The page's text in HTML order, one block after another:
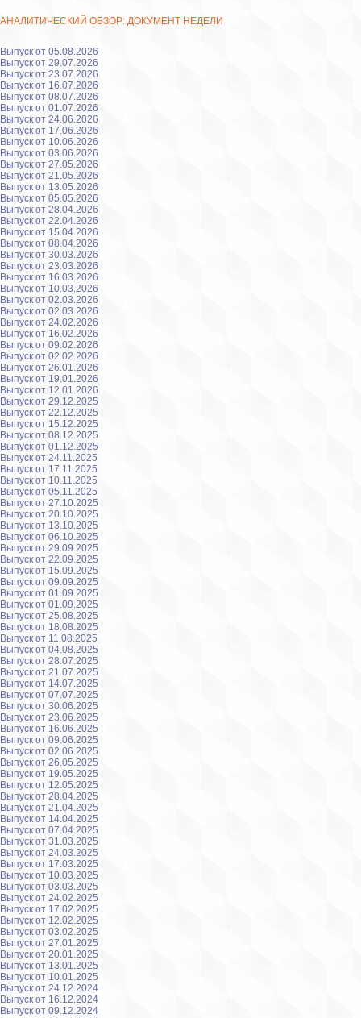
АНАЛИТИЧЕСКИЙ ОБЗОР: ДОКУМЕНТ НЕДЕЛИ
Выпуск от 05.08.2026
Выпуск от 29.07.2026
Выпуск от 23.07.2026
Выпуск от 16.07.2026
Выпуск от 08.07.2026
Выпуск от 01.07.2026
Выпуск от 24.06.2026
Выпуск от 17.06.2026
Выпуск от 10.06.2026
Выпуск от 03.06.2026
Выпуск от 27.05.2026
Выпуск от 21.05.2026
Выпуск от 13.05.2026
Выпуск от 05.05.2026
Выпуск от 28.04.2026
Выпуск от 22.04.2026
Выпуск от 15.04.2026
Выпуск от 08.04.2026
Выпуск от 30.03.2026
Выпуск от 23.03.2026
Выпуск от 16.03.2026
Выпуск от 10.03.2026
Выпуск от 02.03.2026
Выпуск от 02.03.2026
Выпуск от 24.02.2026
Выпуск от 16.02.2026
Выпуск от 09.02.2026
Выпуск от 02.02.2026
Выпуск от 26.01.2026
Выпуск от 19.01.2026
Выпуск от 12.01.2026
Выпуск от 29.12.2025
Выпуск от 22.12.2025
Выпуск от 15.12.2025
Выпуск от 08.12.2025
Выпуск от 01.12.2025
Выпуск от 24.11.2025
Выпуск от 17.11.2025
Выпуск от 10.11.2025
Выпуск от 05.11.2025
Выпуск от 27.10.2025
Выпуск от 20.10.2025
Выпуск от 13.10.2025
Выпуск от 06.10.2025
Выпуск от 29.09.2025
Выпуск от 22.09.2025
Выпуск от 15.09.2025
Выпуск от 09.09.2025
Выпуск от 01.09.2025
Выпуск от 01.09.2025
Выпуск от 25.08.2025
Выпуск от 18.08.2025
Выпуск от 11.08.2025
Выпуск от 04.08.2025
Выпуск от 28.07.2025
Выпуск от 21.07.2025
Выпуск от 14.07.2025
Выпуск от 07.07.2025
Выпуск от 30.06.2025
Выпуск от 23.06.2025
Выпуск от 16.06.2025
Выпуск от 09.06.2025
Выпуск от 02.06.2025
Выпуск от 26.05.2025
Выпуск от 19.05.2025
Выпуск от 12.05.2025
Выпуск от 28.04.2025
Выпуск от 21.04.2025
Выпуск от 14.04.2025
Выпуск от 07.04.2025
Выпуск от 31.03.2025
Выпуск от 24.03.2025
Выпуск от 17.03.2025
Выпуск от 10.03.2025
Выпуск от 03.03.2025
Выпуск от 24.02.2025
Выпуск от 17.02.2025
Выпуск от 12.02.2025
Выпуск от 03.02.2025
Выпуск от 27.01.2025
Выпуск от 20.01.2025
Выпуск от 13.01.2025
Выпуск от 10.01.2025
Выпуск от 24.12.2024
Выпуск от 16.12.2024
Выпуск от 09.12.2024